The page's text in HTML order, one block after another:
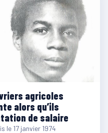
agricoles
alors qu’ils
de salaire
le 17 janvier 1974